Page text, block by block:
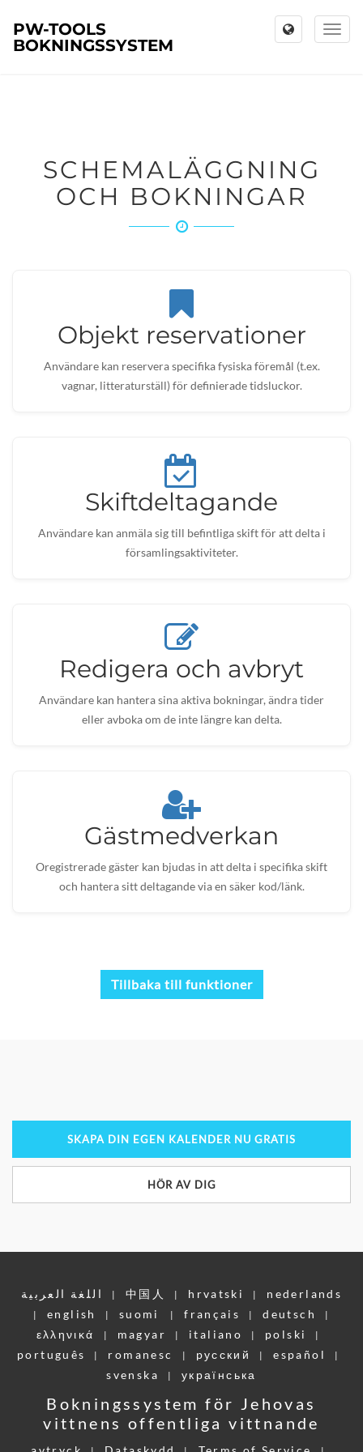
Toggle
PW-TOOLS
BOKNINGSSYSTEM
SCHEMALÄGGNING
OCH BOKNINGAR
Objekt reservationer
Användare kan reservera specifika fysiska föremål (t.ex.
vagnar, litteraturställ) för definierade tidsluckor.
Skiftdeltagande
Användare kan anmäla sig till befintliga skift för att delta i
församlingsaktiviteter.
Redigera och avbryt
Användare kan hantera sina aktiva bokningar, ändra tider
eller avboka om de inte längre kan delta.
Gästmedverkan
Oregistrerade gäster kan bjudas in att delta i specifika skift
och hantera sitt deltagande via en säker kod/länk.
Tillbaka till funktioner
SKAPA DIN EGEN KALENDER NU GRATIS
HÖR AV DIG
اللغة العربية | 中国人 | hrvatski | nederlands
| english | suomi | français | deutsch |
ελληνικά | magyar | italiano | polski |
português | romanesc | pусский | español |
svenska | українська
Bokningssystem för Jehovas
vittnens offentliga vittnande